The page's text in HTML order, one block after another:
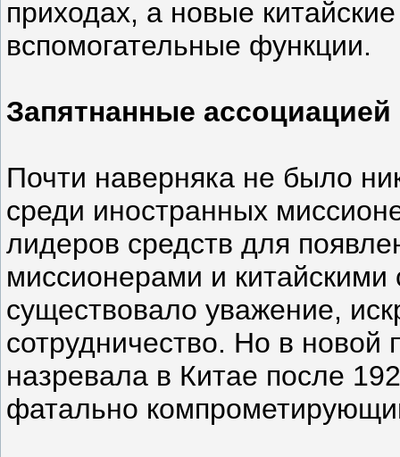
приходах, а новые
вспомогательные функции.
Запятнанные ассоциацией
Почти наверняка не было
среди иностранных
лидеров средств для
миссионерами и
существовало уважение,
сотрудничество. Но в новой
назревала в Китае после
фатально